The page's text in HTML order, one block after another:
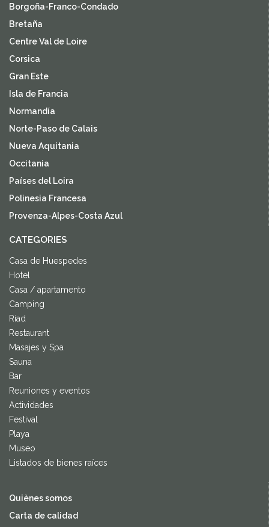
Borgoña-Franco-Condado
Bretaña
Centre Val de Loire
Corsica
Gran Este
Isla de Francia
Normandía
Norte-Paso de Calais
Nueva Aquitania
Occitania
Países del Loira
Polinesia Francesa
Provenza-Alpes-Costa Azul
CATEGORIES
Casa de Huespedes
Hotel
Casa / apartamento
Camping
Riad
Restaurant
Masajes y Spa
Sauna
Bar
Reuniones y eventos
Actividades
Festival
Playa
Museo
Listados de bienes raíces
Quiènes somos
Carta de calidad